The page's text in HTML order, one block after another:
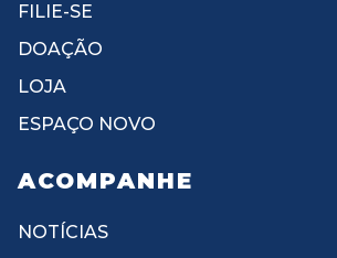
FILIE-SE
DOAÇÃO
LOJA
ESPAÇO NOVO
ACOMPANHE
NOTÍCIAS